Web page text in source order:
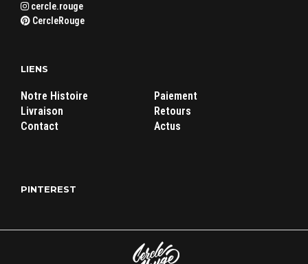
cercle.rouge
CercleRouge
LIENS
Notre Histoire
Livraison
Contact
Paiement
Retours
Actus
PINTEREST